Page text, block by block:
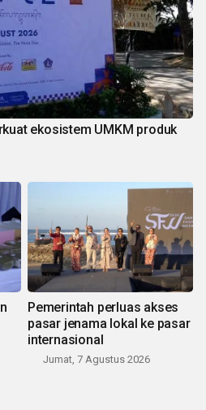
ekosistem UMKM produk
Pemerintah perluas akses
pasar jenama lokal ke pasar
internasional
Jumat, 7 Agustus 2026